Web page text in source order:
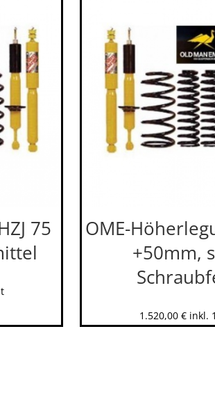
75
OME-
+50mm,
1.520,00 € inkl.